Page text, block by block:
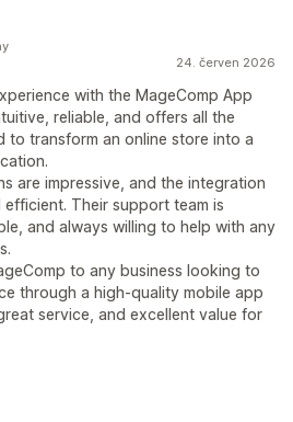
24. červen 2026
with the MageComp App
reliable, and offers all the
to transform an online store into a
are impressive, and the integration
Their support team is
and always willing to help with any
to any business looking to
through a high-quality mobile app
service, and excellent value for